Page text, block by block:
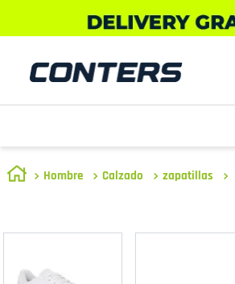
Hombre Calzado zapatillas